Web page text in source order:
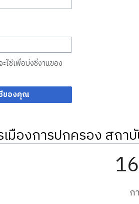
ใช้เพื่อบ่งชี้งานของ
ของคุณ
มืองการปกครอง สถา
ก